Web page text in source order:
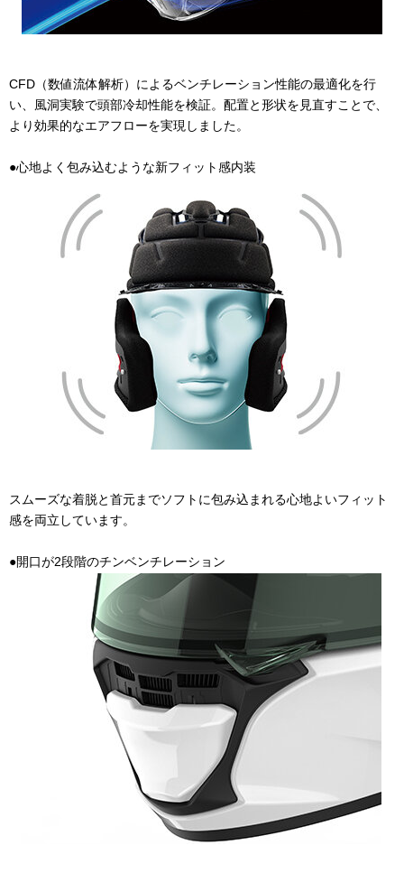
CFD（数値流体解析）によるベンチレーション性能の最適化を行
い、風洞実験で頭部冷却性能を検証。配置と形状を見直すことで、
より効果的なエアフローを実現しました。
●心地よく包み込むような新フィット感内装
スムーズな着脱と首元までソフトに包み込まれる心地よいフィット
感を両立しています。
●開口が2段階のチンベンチレーション